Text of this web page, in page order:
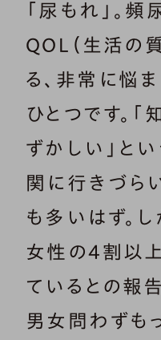
「尿もれ」。頻
QOL（生活の
る、非常に悩
ひとつです。「
ずかしい」と
関に行きづら
も多いはず。
女性の4割以
ているとの報
男女問わずも